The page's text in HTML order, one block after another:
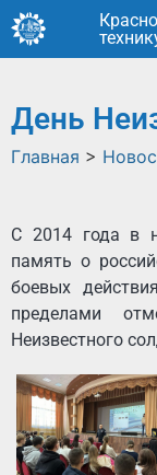
День
Главная >
С 2014 года в
память о
боевых
пределами
Неизвестного